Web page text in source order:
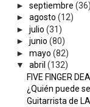
► septiembre (36)
► agosto (12)
► julio (31)
► junio (80)
► mayo (82)
▼
abril (132)
FIVE FINGER
¿Quién puede
Guitarrista de